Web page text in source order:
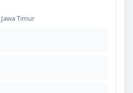
Jawa Timur